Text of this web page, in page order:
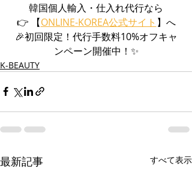
韓国個人輸入・仕入れ代行なら
👉 【ONLINE-KOREA公式サイト 】へ
🎉初回限定！代行手数料10%オフキャ
ンペーン開催中！✨
K-BEAUTY
最新記事 すべて表示